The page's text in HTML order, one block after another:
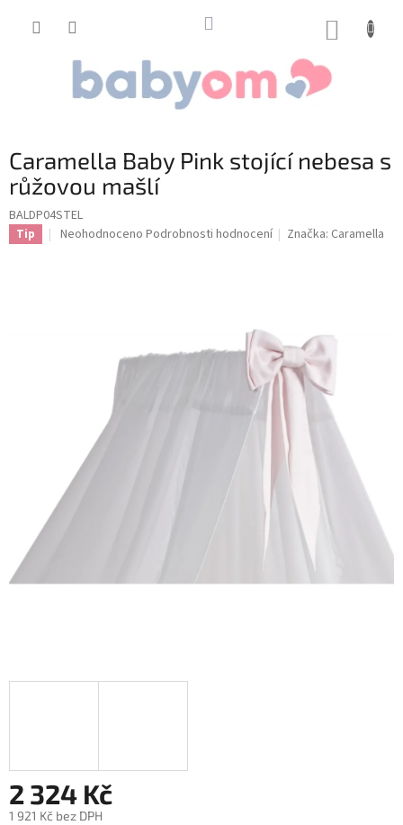
Caramella Baby Pink stojící nebesa s
růžovou mašlí
BALDP04STEL
Tip
Průměrné
Neohodnoceno Podrobnosti hodnocení Značka: Caramella
2 324 Kč
1 921 Kč bez DPH